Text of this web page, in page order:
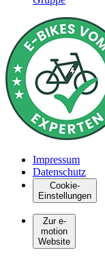
Impressum
Datenschutz
Cookie-
Einstellungen
Zur e-
motion
Website